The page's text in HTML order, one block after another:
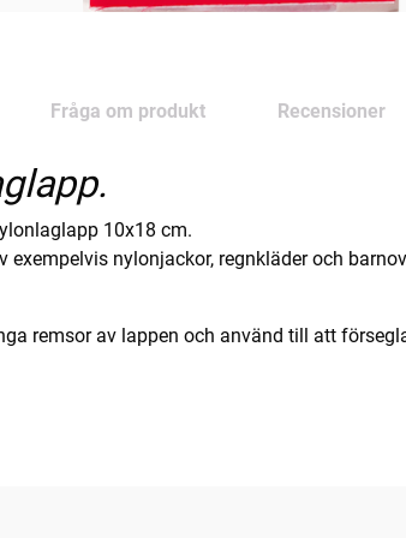
Fråga om produkt Recensioner
10x18 cm.
exempelvis nylonjackor, regnkläder och
remsor av lappen och använd till att